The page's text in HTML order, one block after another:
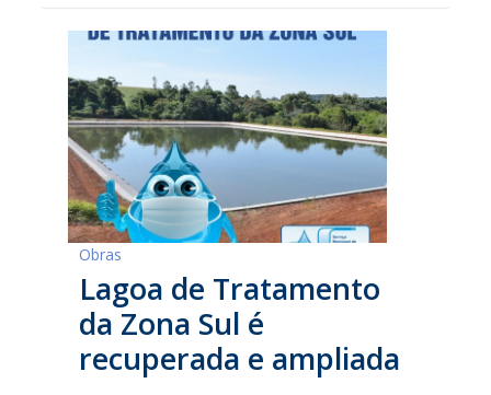
Obras
Lagoa de Tratamento
da Zona Sul é
recuperada e ampliada